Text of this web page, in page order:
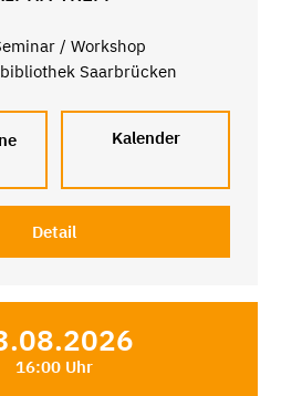
/ Workshop
Saarbrücken
Kalender
Detail
16:00 Uhr